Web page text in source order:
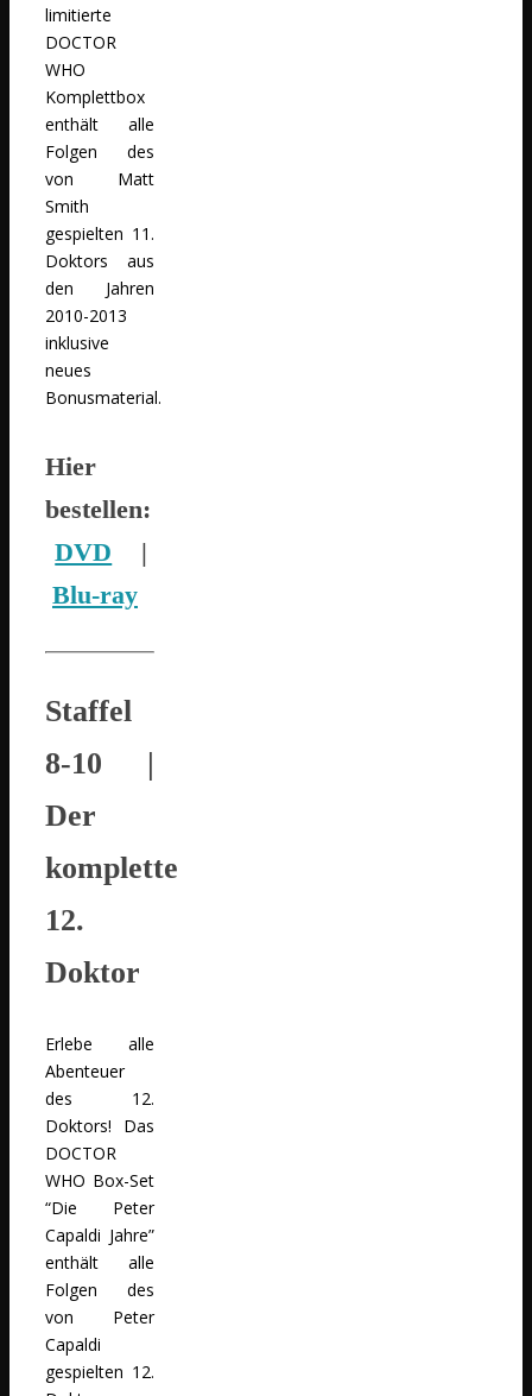
limitierte
DOCTOR
WHO
Komplettbox
enthält alle
Folgen des
von Matt
Smith
gespielten 11.
Doktors aus
den Jahren
2010-2013
inklusive
neues
Bonusmaterial.
Hier
bestellen:
DVD |
Blu-ray
Staffel
8-10 |
Der
komplette
12.
Doktor
Erlebe alle
Abenteuer
des 12.
Doktors! Das
DOCTOR
WHO Box-Set
“Die Peter
Capaldi Jahre”
enthält alle
Folgen des
von Peter
Capaldi
gespielten 12.